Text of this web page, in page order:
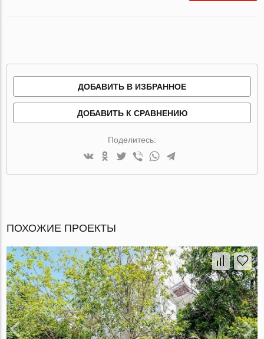
ДОБАВИТЬ В ИЗБРАННОЕ
ДОБАВИТЬ К СРАВНЕНИЮ
Поделитесь:
ПОХОЖИЕ ПРОЕКТЫ